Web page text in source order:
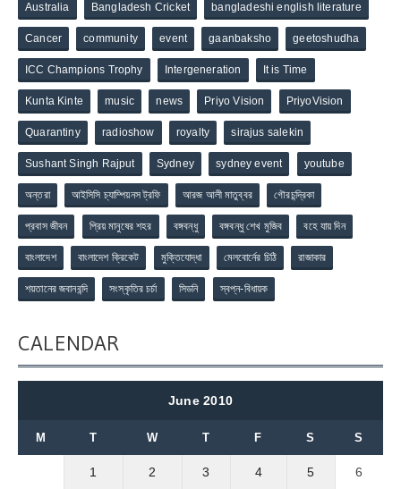
Australia Bangladesh Cricket bangladeshi english literature
Cancer community event gaanbaksho geetoshudha
ICC Champions Trophy Intergeneration It is Time
Kunta Kinte music news Priyo Vision PriyoVision
Quarantiny radioshow royalty sirajus salekin
Sushant Singh Rajput Sydney sydney event youtube
অন্তরা আইসিসি চ্যাম্পিয়নস ট্রফি আরজ আলী মাতুব্বর গৌরচন্দ্রিকা
প্রবাস জীবন প্রিয় মানুষের শহর বঙ্গবন্ধু বঙ্গবন্ধু শেখ মুজিব বহে যায় দিন
বাংলাদেশ বাংলাদেশ ক্রিকেট মুক্তিযোদ্ধা মেলবোর্নের চিঠি রাজাকার
শয়তানের জবানবন্দি সংস্কৃতির চর্চা সিডনি স্বপ্ন-বিধায়ক
CALENDAR
June 2010
M T W T F S S
1 2 3 4 5 6